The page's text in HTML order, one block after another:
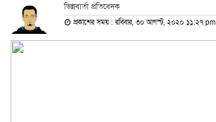
ভিন্নবার্তা প্রতিবেদক
প্রকাশের সময় : রবিবার, ৩০ আগস্ট, ২০২০ ১১:২৭ pm